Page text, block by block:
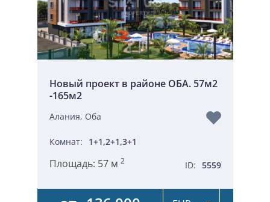
Новый проект в районе ОБА. 57м2
-165м2
Алания, Оба
Комнат: 1+1,2+1,3+1
Площадь: 57 м 2 ID: 5559